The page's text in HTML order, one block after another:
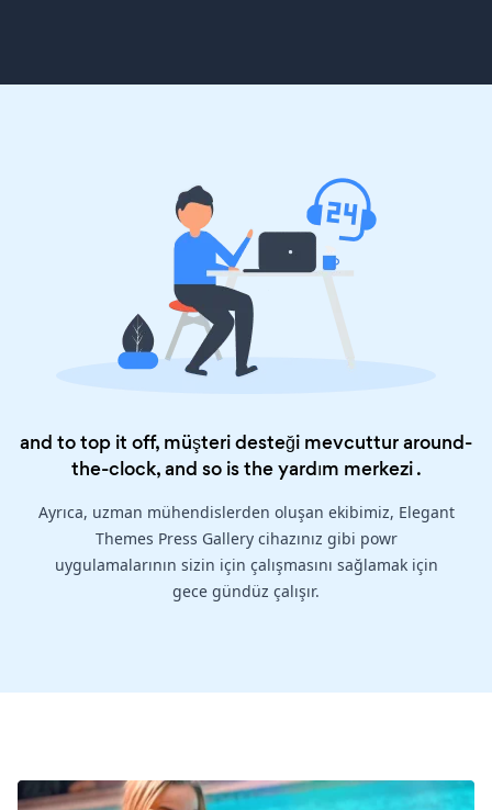
and to top it off, müşteri desteği mevcuttur around-
the-clock, and so is theyardım merkezi.
Ayrıca, uzman mühendislerden oluşan ekibimiz, Elegant
Themes Press Gallery cihazınız gibi powr
uygulamalarının sizin için çalışmasını sağlamak için
gece gündüz çalışır.